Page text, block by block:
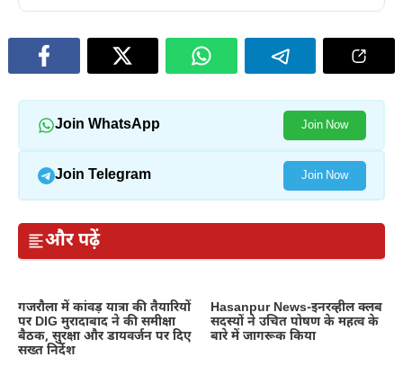
Join WhatsApp Join Now
Join Telegram Join Now
और पढ़ें
गजरौला में कांवड़ यात्रा की तैयारियों
पर DIG मुरादाबाद ने की समीक्षा
बैठक, सुरक्षा और डायवर्जन पर दिए
सख्त निर्देश
Hasanpur News-इनरव्हील क्लब
सदस्यों ने उचित पोषण के महत्व के
बारे में जागरूक किया